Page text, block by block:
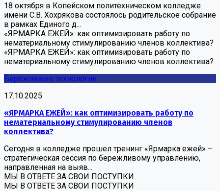
18 октября в Копейском политехническом колледже
имени С.В. Хохрякова состоялось родительское собрание
в рамках Единого д...
«ЯРМАРКА ЕЖЕЙ»: как оптимизировать работу по
нематериальному стимулированию членов коллектива?
«ЯРМАРКА ЕЖЕЙ»: как оптимизировать работу по
нематериальному стимулированию членов коллектива?
Бережливые технологии
17.10.2025
«ЯРМАРКА ЕЖЕЙ»: как оптимизировать работу по
нематериальному стимулированию членов
коллектива?
Сегодня в колледже прошел тренинг «Ярмарка ежей» –
стратегическая сессия по бережливому управлению,
направленная на выяв...
МЫ В ОТВЕТЕ ЗА СВОИ ПОСТУПКИ
МЫ В ОТВЕТЕ ЗА СВОИ ПОСТУПКИ